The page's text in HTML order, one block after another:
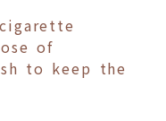
of
to keep the